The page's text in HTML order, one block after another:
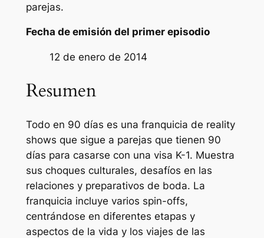
parejas.
Fecha de emisión del primer episodio
12 de enero de 2014
Resumen
Todo en 90 días es una franquicia de reality
shows que sigue a parejas que tienen 90
días para casarse con una visa K-1. Muestra
sus choques culturales, desafíos en las
relaciones y preparativos de boda. La
franquicia incluye varios spin-offs,
centrándose en diferentes etapas y
aspectos de la vida y los viajes de las